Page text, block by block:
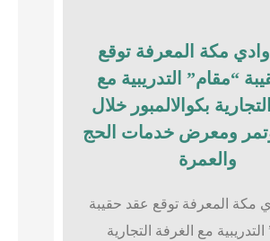
مكة المعرفة توقع
“مقام” التدريبية مع
بكوالالمبور خلال
ومعرض خدمات الحج
والعمرة
مكة المعرفة توقع عقد حقيبة
مع الغرفة التجارية